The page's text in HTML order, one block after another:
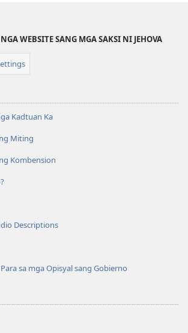
WEBSITE SANG MGA SAKSI NI JEHOVA
Kadtuan Ka
Miting
Kombension
Descriptions
sa mga Opisyal sang Gobierno